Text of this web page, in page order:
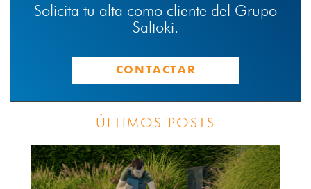
Solicita tu alta como cliente del Grupo
Saltoki.
CONTACTAR
ÚLTIMOS POSTS